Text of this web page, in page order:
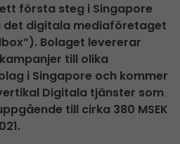
första steg i Singapore
det digitala mediaföretaget
Bolaget levererar
till olika
i Singapore och kommer
Digitala tjänster som
till cirka 380 MSEK